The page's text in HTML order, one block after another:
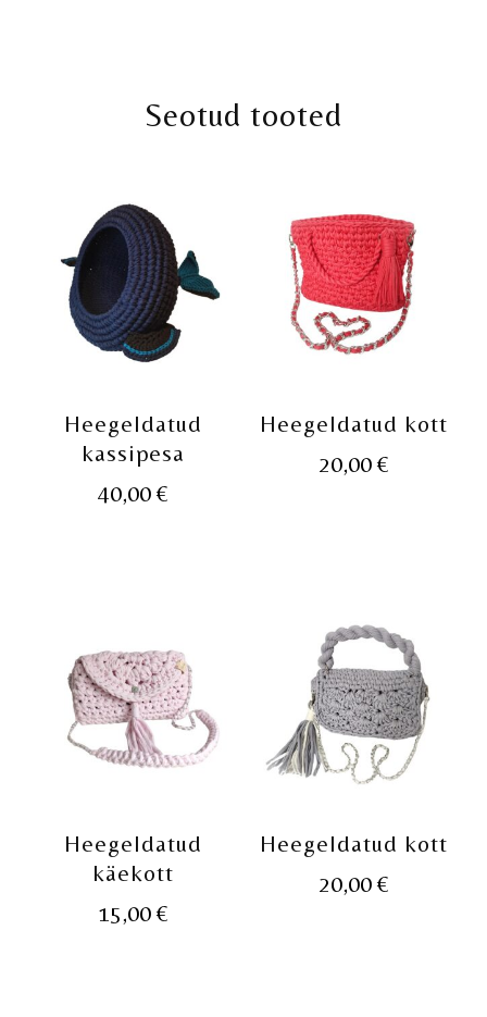
Seotud tooted
Heegeldatud
kassipesa
40,00€
Heegeldatud kott
20,00 €
Heegeldatud
käekott
15,00€
Heegeldatud kott
20,00 €